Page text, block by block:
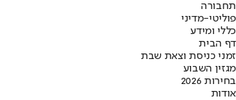
תחבורה
פוליטי-מדיני
כללי ומידע
דף הבית
זמני כניסת וצאת שבת
מגזין השבוע
בחירות 2026
אודות